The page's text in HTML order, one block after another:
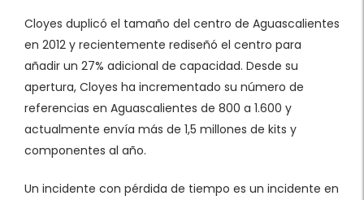
Cloyes duplicó el tamaño del centro de Aguascalientes
en 2012 y recientemente rediseñó el centro para
añadir un 27% adicional de capacidad. Desde su
apertura, Cloyes ha incrementado su número de
referencias en Aguascalientes de 800 a 1.600 y
actualmente envía más de 1,5 millones de kits y
componentes al año.
Un incidente con pérdida de tiempo es un incidente en